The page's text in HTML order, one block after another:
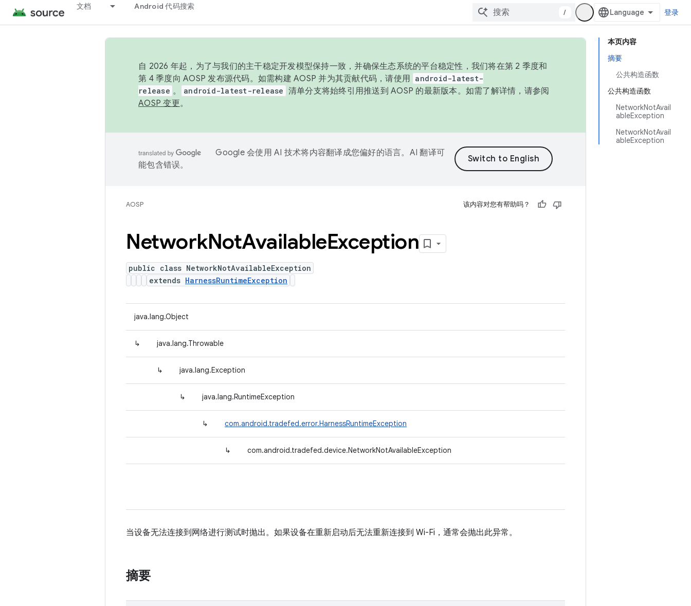
文档 Android 代码搜索
/ 登录
本页内容
摘要
公共构造函数
公共构造函数
NetworkNotAvail
ableException
NetworkNotAvail
ableException
自 2026 年起，为了与我们的主干稳定开发模型保持一致，并确保生态系统的平台稳定性，我们将在第 2 季度和
第 4 季度向 AOSP 发布源代码。如需构建 AOSP 并为其贡献代码，请使用 android-latest-
release 。 android-latest-release 清单分支将始终引用推送到 AOSP 的最新版本。如需了解详情，请参阅
AOSP 变更。
Google 会使用 AI 技术将内容翻译成您偏好的语言。AI 翻译可
能包含错误。
AOSP 该内容对您有帮助吗？
NetworkNotAvailableException
public class NetworkNotAvailableException
extends HarnessRuntimeException
java.lang.Object
↳ java.lang.Throwable
↳ java.lang.Exception
↳ java.lang.RuntimeException
↳ com.android.tradefed.error.HarnessRuntimeException
↳ com.android.tradefed.device.NetworkNotAvailableException
当设备无法连接到网络进行测试时抛出。如果设备在重新启动后无法重新连接到 Wi-Fi，通常会抛出此异常。
摘要